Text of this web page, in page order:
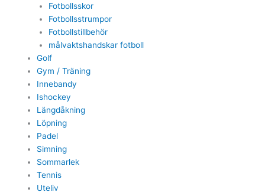
Fotbollsskor
Fotbollsstrumpor
Fotbollstillbehör
målvaktshandskar fotboll
Golf
Gym / Träning
Innebandy
Ishockey
Längdåkning
Löpning
Padel
Simning
Sommarlek
Tennis
Uteliv